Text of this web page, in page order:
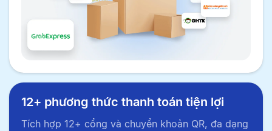
12+ phương thức thanh toán tiện lợi
Tích hợp 12+ cổng và chuyển khoản QR, đa dạng